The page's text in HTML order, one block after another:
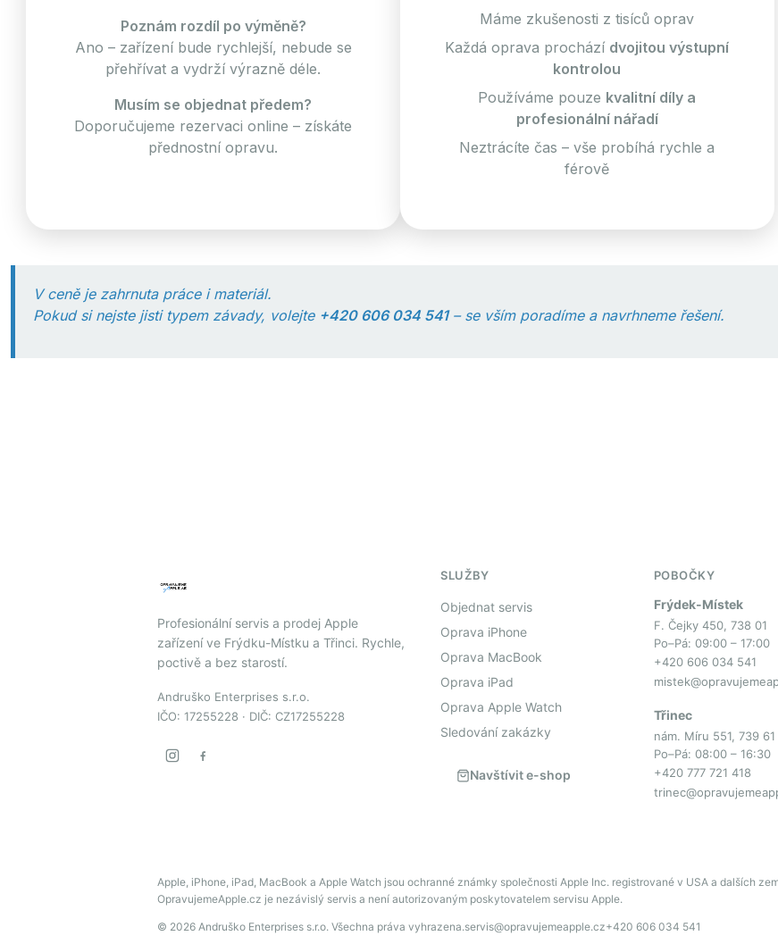
Poznám rozdíl po výměně?
Ano – zařízení bude rychlejší, nebude se
přehřívat a vydrží výrazně déle.
Musím se objednat předem?
Doporučujeme rezervaci online – získáte
přednostní opravu.
Máme zkušenosti z tisíců oprav
Každá oprava prochází dvojitou výstupní
kontrolou
Používáme pouze kvalitní díly a
profesionální nářadí
Neztrácíte čas – vše probíhá rychle a
férově
V ceně je zahrnuta práce i materiál.
Pokud si nejste jisti typem závady, volejte +420 606 034 541– se vším poradíme a navrhneme řešení.
Profesionální servis a prodej Apple
zařízení ve Frýdku-Místku a Třinci. Rychle,
poctivě a bez starostí.
Andruško Enterprises s.r.o.
IČO: 17255228 · DIČ: CZ17255228
SLUŽBY
Objednat servis
Oprava iPhone
Oprava MacBook
Oprava iPad
Oprava Apple Watch
Sledování zakázky
Navštívit e-shop
POBOČKY
Frýdek-Místek
F. Čejky 450, 738 01
Po–Pá: 09:00 – 17:00
+420 606 034 541
Třinec
nám. Míru 551, 739 61
Po–Pá: 08:00 – 16:30
+420 777 721 418
Apple, iPhone, iPad, MacBook a Apple Watch jsou ochranné známky společnosti Apple Inc. registrované v USA a dalších
OpravujemeApple.cz je nezávislý servis a není autorizovaným poskytovatelem servisu Apple.
© 2026 Andruško Enterprises s.r.o. Všechna práva vyhrazena.servis@opravujemeapple.cz+420 606 034 541